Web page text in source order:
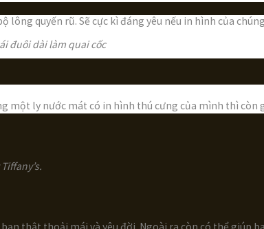
lông quyến rũ. Sẽ cực kì đáng yêu nếu in hình của
đuôi dài làm quai cốc
một ly nước mát có in hình thú cưng của mình thì còn